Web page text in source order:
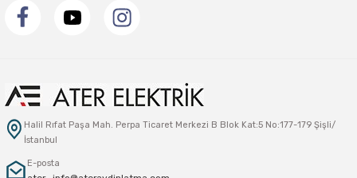
Halil Rıfat Paşa Mah. Perpa Ticaret Merkezi B Blok Kat:5 No:177-179 Şişli/
İstanbul
E-posta